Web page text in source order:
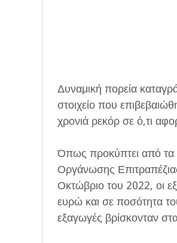
Δυναμική πορεία
στοιχείο που
χρονιά ρεκόρ σε ό,τι
Όπως προκύπτει από τα
Οργάνωσης
Οκτώβριο του 2022, οι
ευρώ και σε ποσότητα
εξαγωγές βρίσκονταν